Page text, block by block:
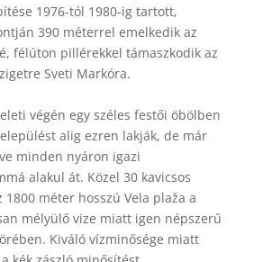
1976-tól 1980-ig tartott,
390 méterrel emelkedik az
félúton pillérekkel támaszkodik az
Sveti Markóra.
végén egy széles festői öbölben
alig ezren lakják, de már
minden nyáron igazi
alakul át. Közel 30 kavicsos
méter hosszú Vela plaža a
mélyülő vize miatt igen népszerű
Kiváló vízminősége miatt